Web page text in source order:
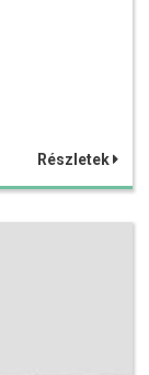
Részletek